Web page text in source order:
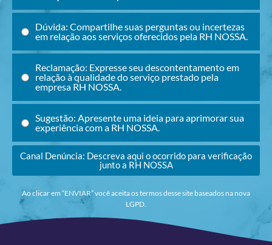
Dúvida: Compartilhe suas perguntas ou incertezas
em relação aos serviços oferecidos pela RH NOSSA.
Reclamação: Expresse seu descontentamento em
relação à qualidade do serviço prestado pela
empresa RH NOSSA.
Sugestão: Apresente uma ideia para aprimorar sua
experiência com a RH NOSSA.
Canal Denúncia: Descreva aqui o ocorrido para verificação
junto a RH NOSSA
Ao clicar em “ENVIAR” você aceita os termos desse site baseados na nova
LGPD.